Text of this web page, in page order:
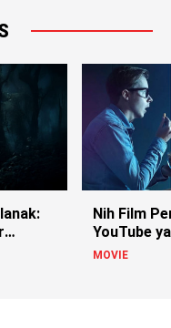
Nih Film
YouTube
MOVIE